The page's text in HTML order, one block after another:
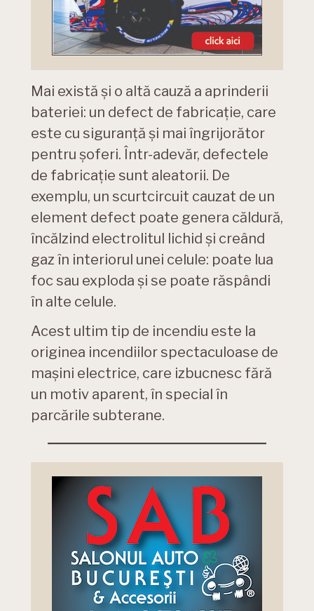
Mai există și o altă cauză a aprinderii
bateriei: un defect de fabricație, care
este cu siguranță și mai îngrijorător
pentru șoferi. Într-adevăr, defectele
de fabricație sunt aleatorii. De
exemplu, un scurtcircuit cauzat de un
element defect poate genera căldură,
încălzind electrolitul lichid și creând
gaz în interiorul unei celule: poate lua
foc sau exploda și se poate răspândi
în alte celule.
Acest ultim tip de incendiu este la
originea incendiilor spectaculoase de
mașini electrice, care izbucnesc fără
un motiv aparent, în special în
parcările subterane.